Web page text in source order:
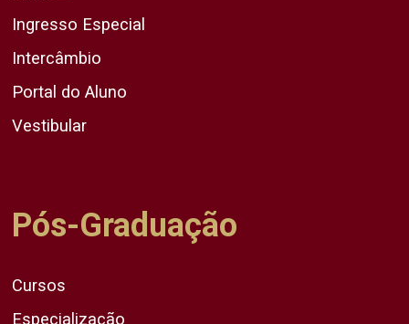
Ingresso Especial
Intercâmbio
Portal do Aluno
Vestibular
Pós-Graduação
Cursos
Especialização